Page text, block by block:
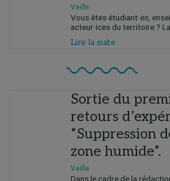
Veille
Vous êtes étudiant·es,
acteur·ices du territoire ?
Lire la suite
Sortie du
retours
“Suppression
zone humide”.
Veille
Dans le cadre de la